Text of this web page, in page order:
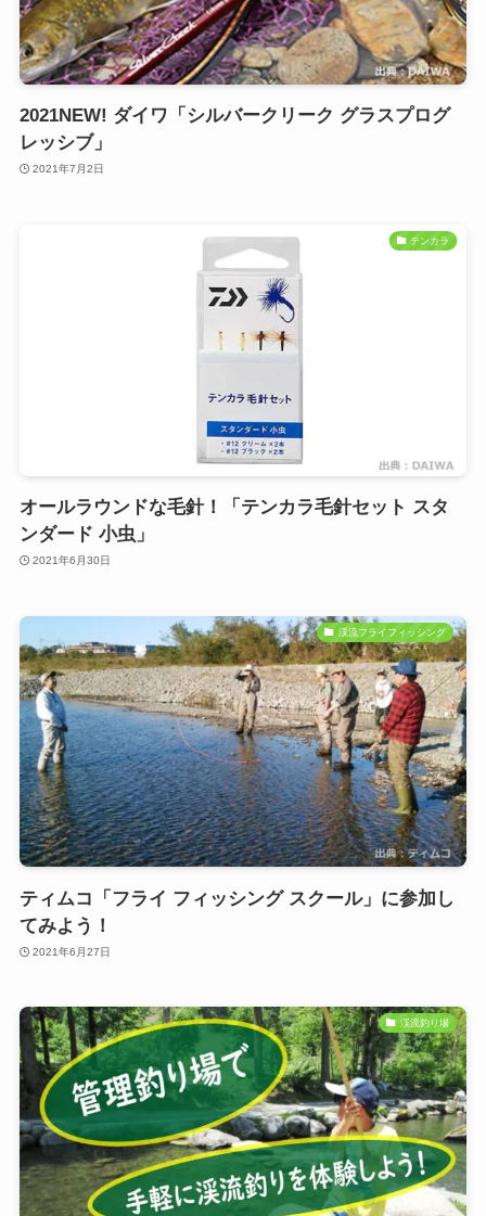
2021NEW! ダイワ「シルバークリーク グラスプログ
レッシブ」
2021年7月2日
テンカラ
オールラウンドな毛針！「テンカラ毛針セット スタ
ンダード 小虫」
2021年6月30日
渓流フライフィッシング
ティムコ「フライ フィッシング スクール」に参加し
てみよう！
2021年6月27日
渓流釣り場